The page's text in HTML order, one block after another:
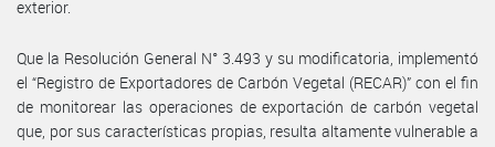
exterior.
Que la Resolución General N° 3.493 y su modificatoria, implementó
el “Registro de Exportadores de Carbón Vegetal (RECAR)” con el fin
de monitorear las operaciones de exportación de carbón vegetal
que, por sus características propias, resulta altamente vulnerable a